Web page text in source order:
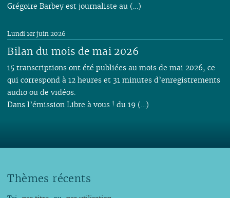
Grégoire Barbey est journaliste au (…)
Bilan du mois de mai 2026
Lundi 1er juin 2026
15 transcriptions ont été publiées au mois de mai 2026, ce
qui correspond à 12 heures et 31 minutes d’enregistrements
audio ou de vidéos.
Dans l’émission Libre à vous ! du 19 (…)
Thèmes récents